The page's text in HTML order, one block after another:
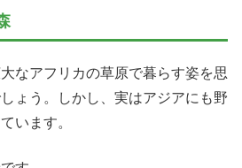
なアフリカの草原で暮らす姿を思
ょう。しかし、実はアジアにも野
います。